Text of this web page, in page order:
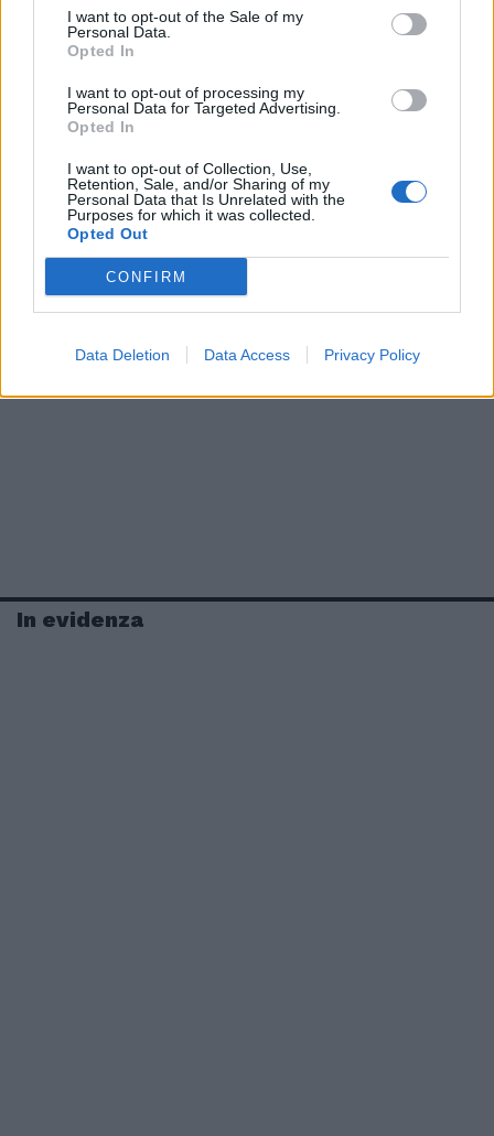
I want to opt-out of the Sale of my
Personal Data.
Opted In
I want to opt-out of processing my
Personal Data for Targeted Advertising.
Opted In
I want to opt-out of Collection, Use,
Retention, Sale, and/or Sharing of my
Personal Data that Is Unrelated with the
Purposes for which it was collected.
Opted Out
CONFIRM
Data Deletion Data Access Privacy Policy
In evidenza